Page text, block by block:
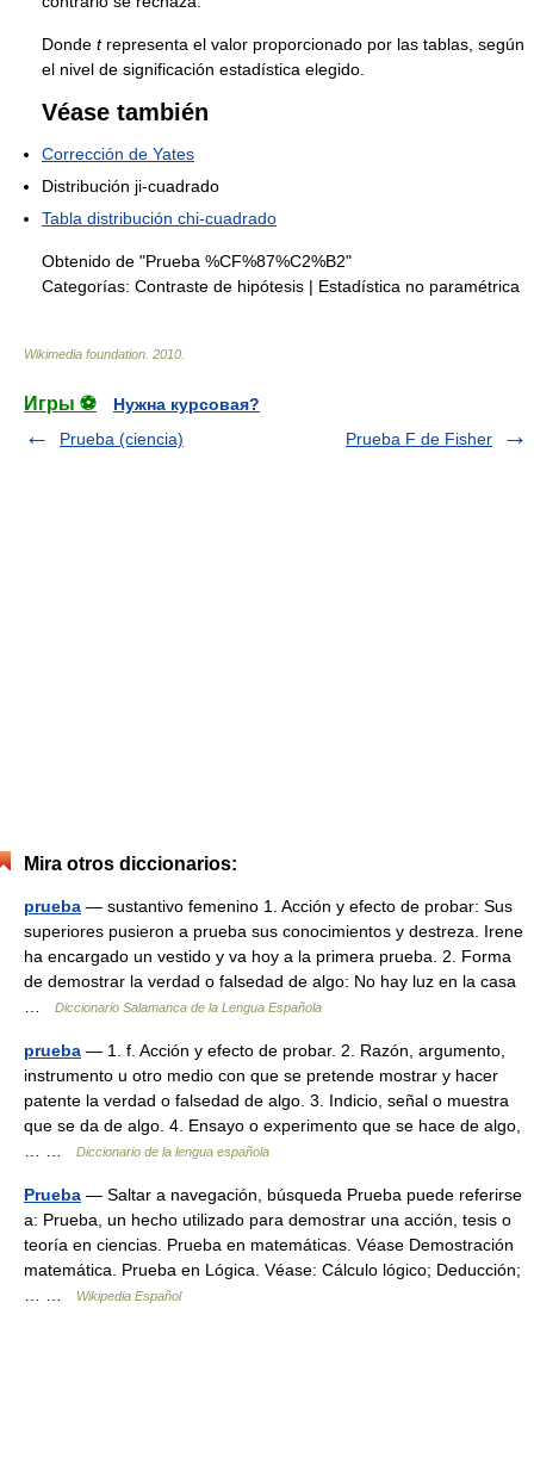
Donde trepresenta el valor proporcionado por las tablas, según
el nivel de significación estadística elegido.
Véase también
Corrección de Yates
Distribución ji-cuadrado
Tabla distribución chi-cuadrado
Obtenido de "Prueba %CF%87%C2%B2"
Categorías: Contraste de hipótesis | Estadística no paramétrica
Wikimedia foundation. 2010.
Игры ⚽
Нужна курсовая?
Prueba (ciencia)
Prueba F de Fisher
Mira otros diccionarios:
prueba — sustantivo femenino 1. Acción y efecto de probar: Sus
superiores pusieron a prueba sus conocimientos y destreza. Irene
ha encargado un vestido y va hoy a la primera prueba. 2. Forma
de demostrar la verdad o falsedad de algo: No hay luz en la casa
…
Diccionario Salamanca de la Lengua Española
prueba — 1. f. Acción y efecto de probar. 2. Razón, argumento,
instrumento u otro medio con que se pretende mostrar y hacer
patente la verdad o falsedad de algo. 3. Indicio, señal o muestra
que se da de algo. 4. Ensayo o experimento que se hace de algo,
… …
Diccionario de la lengua española
Prueba — Saltar a navegación, búsqueda Prueba puede referirse
a: Prueba, un hecho utilizado para demostrar una acción, tesis o
teoría en ciencias. Prueba en matemáticas. Véase Demostración
matemática. Prueba en Lógica. Véase: Cálculo lógico; Deducción;
… …
Wikipedia Español